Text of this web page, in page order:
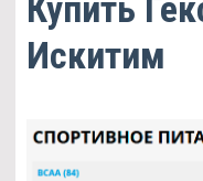
Купить
Искитим